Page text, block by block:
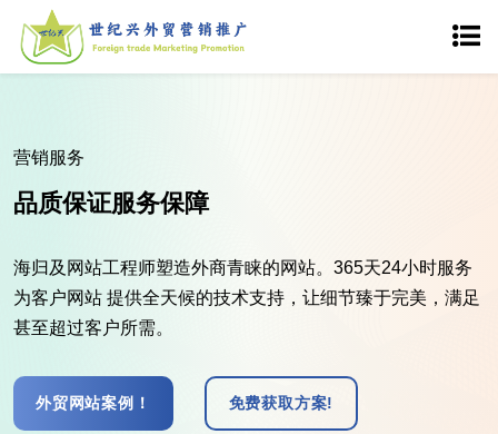
营销服务
品质保证服务保障
海归及网站工程师塑造外商青睐的网站。365天24小时服务
为客户网站 提供全天候的技术支持，让细节臻于完美，满足
甚至超过客户所需。
外贸网站案例！ 免费获取方案!